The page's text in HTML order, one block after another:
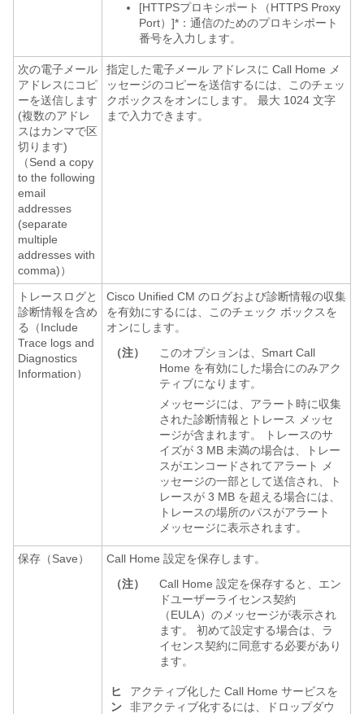
[HTTPSプロキシポート（HTTPS Proxy
Port）]*：通信のためのプロキシポート
番号を入力します。
次の電子メール
アドレスにコピ
ーを送信します
(複数のアドレ
スはカンマで区
切ります)
（Send a copy
to the following
email
addresses
(separate
multiple
addresses with
comma)）
指定した電子メール アドレスに Call Home メ
ッセージのコピーを送信するには、このチェッ
クボックスをオンにします。 最大 1024 文字
まで入力できます。
トレースログと
診断情報を含め
る（Include
Trace logs and
Diagnostics
Information）
Cisco Unified CM のログおよび診断情報の収集
を有効にするには、このチェック ボックスを
オンにします。
（注）
このオプションは、Smart Call
Home を有効にした場合にのみアク
ティブになります。
メッセージには、アラート時に収集
された診断情報とトレース メッセ
ージが含まれます。 トレースのサ
イズが 3 MB 未満の場合は、トレー
スがエンコードされてアラート メ
ッセージの一部として送信され、ト
レースが 3 MB を超える場合には、
トレースの場所のパスがアラート
メッセージに表示されます。
保存（Save）
Call Home 設定を保存します。
（注）
Call Home 設定を保存すると、エン
ドユーザーライセンス契約
（EULA）のメッセージが表示され
ます。 初めて設定する場合は、ラ
イセンス契約に同意する必要があり
ます。
ヒ
ン
アクティブ化した Call Home サービスを
非アクティブ化するには、ドロップダウ